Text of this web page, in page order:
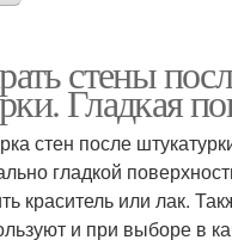
стены
Гладкая
стен после
гладкой
краситель или лак.
и при выборе в